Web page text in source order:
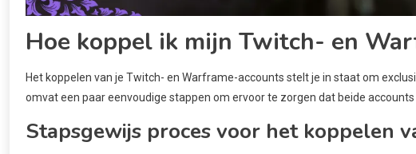
Hoe koppel ik mijn Twitch- en
Het koppelen van je Twitch- en Warframe-accounts stelt je in staat om
omvat een paar eenvoudige stappen om ervoor te zorgen dat beide accounts
Stapsgewijs proces voor het koppelen